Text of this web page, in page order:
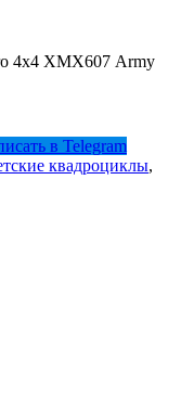
4х4 ХМХ607 Army
в Telegram
квадроциклы,